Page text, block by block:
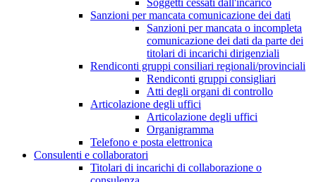
Soggetti cessati dall'incarico
Sanzioni per mancata comunicazione dei dati
Sanzioni per mancata o incompleta
comunicazione dei dati da parte dei
titolari di incarichi dirigenziali
Rendiconti gruppi consiliari regionali/provinciali
Rendiconti gruppi consigliari
Atti degli organi di controllo
Articolazione degli uffici
Articolazione degli uffici
Organigramma
Telefono e posta elettronica
Consulenti e collaboratori
Titolari di incarichi di collaborazione o